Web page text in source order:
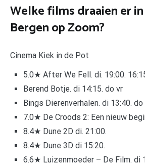
Welke films draaien er
Bergen op Zoom?
Cinema Kiek in de Pot
5.0★ After We Fell. di. 19:00.
Berend Botje. di 14:15. do vr
Bings Dierenverhalen. di 13:40. do
7.0★ De Croods 2: Een nieuw
8.4★ Dune 2D di. 21:00.
8.4★ Dune 3D di 15:20.
6.6★ Luizenmoeder – De Film. di